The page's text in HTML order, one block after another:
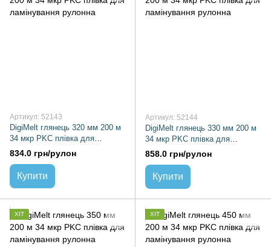
Артикул: 52143
DigiMelt глянець 320 мм 200 м
34 мкр PKC плівка для
ламінування рулонна
834.0 грн/рулон
Купити
Артикул: 52144
DigiMelt глянець 330 мм 200 м
34 мкр PKC плівка для
ламінування рулонна
858.0 грн/рулон
Купити
ХІТ ХІТ